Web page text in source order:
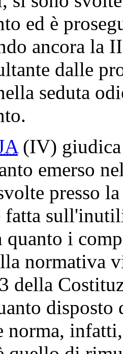
ed è
ancora la II
dalle
seduta
(IV)
emerso
presso
fatta
i
normativa
della
disposto
norma,